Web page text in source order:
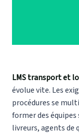
LMS transport et
évolue vite. Les
procédures se
former des équipes
livreurs, agents de